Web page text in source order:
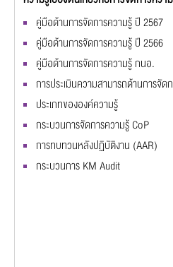
คู่มือด้านการจัดการความรู้ ปี 2567
คู่มือด้านการจัดการความรู้ ปี 2566
คู่มือด้านการจัดการความรู้ กนอ.
การประเมินความสามารถด้านการจั
ประเภทขององค์ความรู้
กระบวนการจัดการความรู้ CoP
การทบทวนหลังปฏิบัติงาน (AAR)
กระบวนการ KM Audit